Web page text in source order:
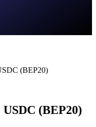
(BEP20)
(BEP20)